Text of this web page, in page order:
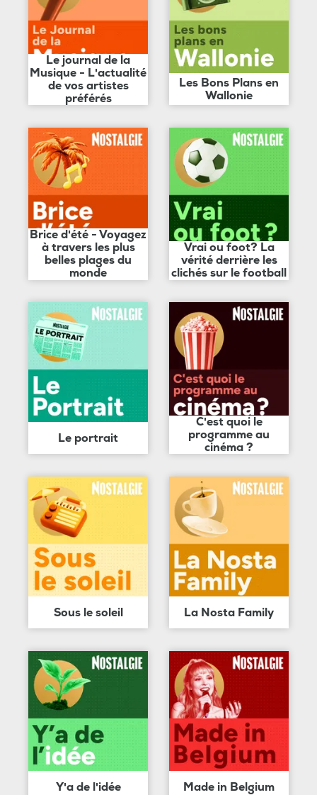
Le journal de la
Musique - L'actualité
de vos artistes
préférés
Les Bons Plans en
Wallonie
Brice d'été - Voyagez
à travers les plus
belles plages du
monde
Vrai ou foot? La
vérité derrière les
clichés sur le football
Le portrait
C'est quoi le
programme au
cinéma ?
Sous le soleil La Nosta Family
Y'a de l'idée Made in Belgium